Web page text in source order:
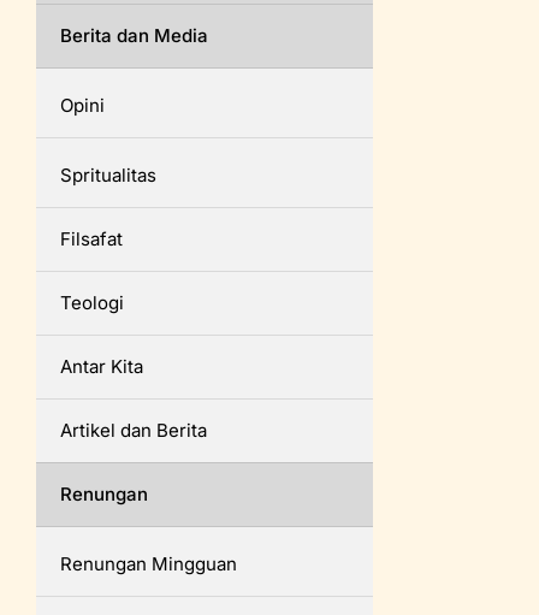
Berita dan Media
Opini
Spritualitas
Filsafat
Teologi
Antar Kita
Artikel dan Berita
Renungan
Renungan Mingguan